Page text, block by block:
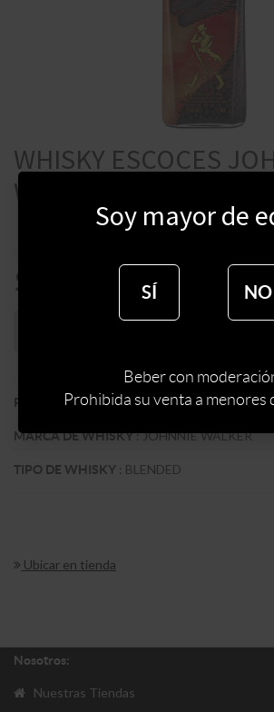
WHISKY ESCOCES
WALKER SONG OF
$
PAIS ESCOCIA
MARCA DE WHISKY:JOHNNIE WALKER
TIPO DE WHISKY : BLENDED
Ubicar en tienda
Nosotros:
Nuestras Tiendas
Soy mayor de
SÍ NO
Beber con
Prohibida su venta a menores